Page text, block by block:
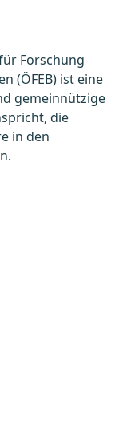
Forschung
(ÖFEB) ist eine
gemeinnützige
die
in den